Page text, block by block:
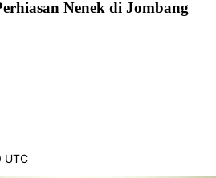
Nenek di Jombang
UTC